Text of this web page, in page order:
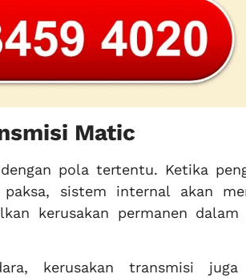
Matic
pola tertentu. Ketika
sistem internal akan
kerusakan permanen dalam
kerusakan transmisi